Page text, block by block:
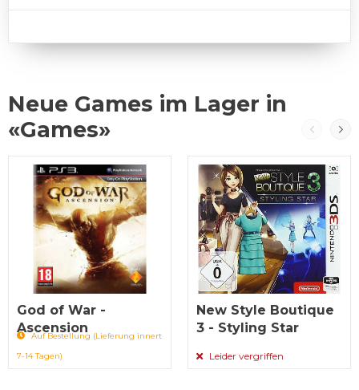
Neue Games im Lager in
«Games»
God of War -
Ascension
Auf Bestellung (Lieferung innert
7-14 Tagen)
New Style Boutique
3 - Styling Star
Leider vergriffen